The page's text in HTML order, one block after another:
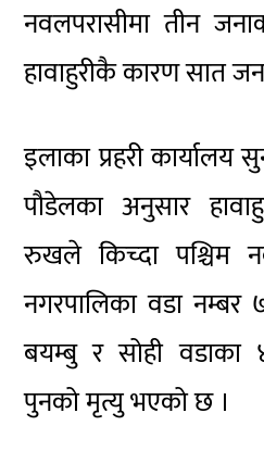
नवलपरासीमा तीन
हावाहुरीकै कारण सात
इलाका प्रहरी
पौडेलका अनुसार
रुखले किच्दा पश्चिम
नगरपालिका वडा नम्बर
बयम्बु र सोही वडाका
पुनको मृत्यु भएको छ ।